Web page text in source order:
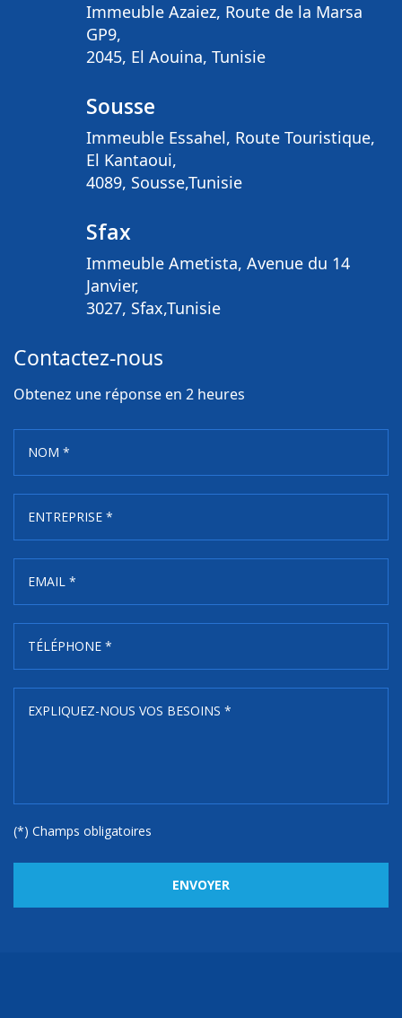
Immeuble Azaiez, Route de la Marsa
GP9,
2045, El Aouina, Tunisie
Sousse
Immeuble Essahel, Route Touristique,
El Kantaoui,
4089, Sousse,Tunisie
Sfax
Immeuble Ametista, Avenue du 14
Janvier,
3027, Sfax,Tunisie
Contactez-nous
Obtenez une réponse en 2 heures
(*) Champs obligatoires
ENVOYER